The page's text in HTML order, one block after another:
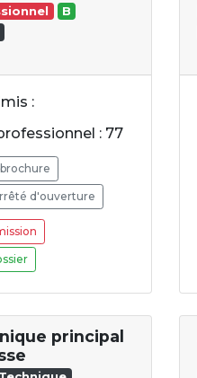
B
:
: 77
d'ouverture
principal